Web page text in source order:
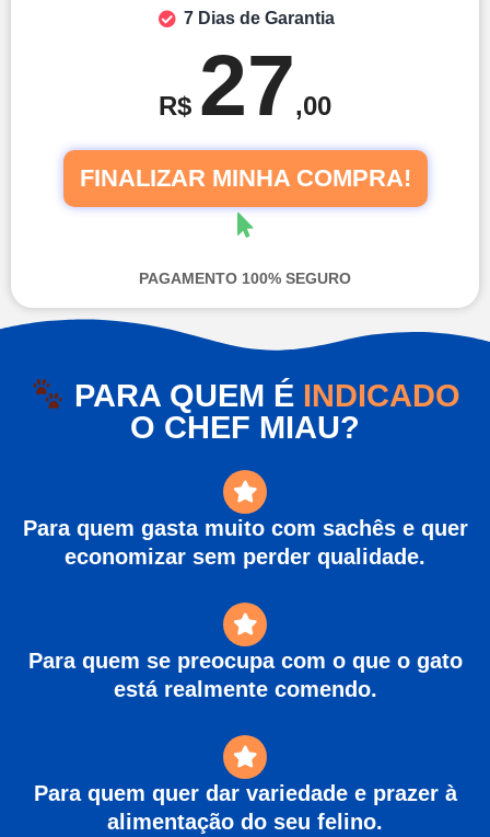
7 Dias de Garantia
R$ 27,00
FINALIZAR MINHA COMPRA!
PAGAMENTO 100% SEGURO
PARA QUEM É INDICADO
O CHEF MIAU?
Para quem gasta muito com sachês e quer
economizar sem perder qualidade.
Para quem se preocupa com o que o gato
está realmente comendo.
Para quem quer dar variedade e prazer à
alimentação do seu felino.